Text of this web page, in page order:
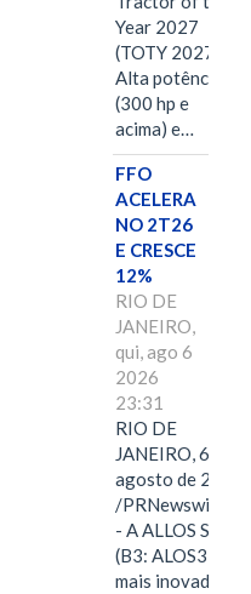
Year 2027
(TOTY 2027:
Alta potência
(300 hp e
acima) e…
FFO
ACELERA
NO 2T26
E CRESCE
12%
RIO DE
JANEIRO,
qui, ago 6
2026
23:31
RIO DE
JANEIRO, 6 de
agosto de 2026
/PRNewswire/ -
- A ALLOS S.A.
(B3: ALOS3), a
mais inovadora